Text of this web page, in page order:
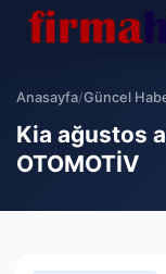
Anasayfa/Güncel
Kia ağustos
OTOMOTİV